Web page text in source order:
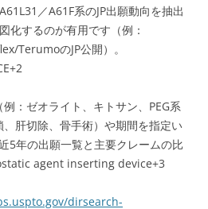
／A61F系のJP出願動向を抽出
化するのが有用です（例：
TerumoのJP公開）。
+2
：ゼオライト、キトサン、PEG系
肝切除、骨手術）や期間を指定い
5年の出願一覧と主要クレームの比
agent inserting device+3
dirsearch-